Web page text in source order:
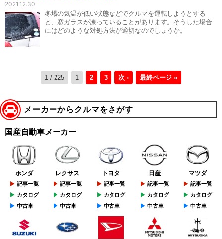
2021.12.30
冬場の気温が低い状態などでクルマを運転しようとする
と、窓ガラスが凍っていることがあります。そうした場合
にはどのような対処方法が適切なのでしょうか。
1 / 225 1 2 3 次 › 最終ページ »
メーカーからクルマをさがす
国産自動車メーカー
ホンダ
記事一覧
カタログ
中古車
レクサス
記事一覧
カタログ
中古車
トヨタ
記事一覧
カタログ
中古車
日産
記事一覧
カタログ
中古車
マツダ
記事一覧
カタログ
中古車